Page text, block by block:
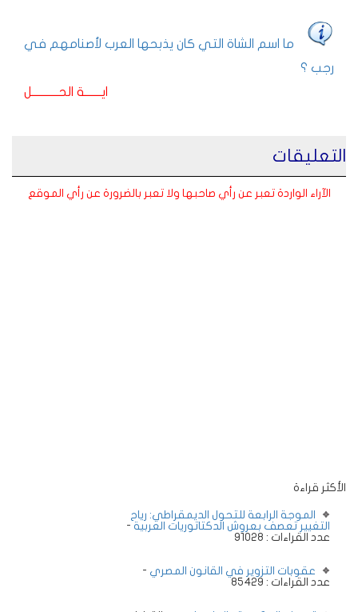
ما اسم الشاة التي كان يذبحها العرب لأصنامهم في
رجب ؟
ايـــــــة الحـــــــــــل
التعليقات
الآراء الواردة تعبر عن رأي صاحبها ولا تعبر بالضرورة عن رأي الموقع
الأكثر قراءة
الموجة الرابعة للتحول الديمقراطي: رياح
التغيير تعصف بعروش الدكتاتوريات العربية -
عدد القراءات : 91028
عقوبات التزوير في القانون المصري -
عدد القراءات : 85429